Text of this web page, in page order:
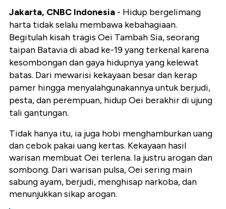
Jakarta, CNBC Indonesia - Hidup bergelimang
harta tidak selalu membawa kebahagiaan.
Begitulah kisah tragis Oei Tambah Sia, seorang
taipan Batavia di abad ke-19 yang terkenal karena
kesombongan dan gaya hidupnya yang kelewat
batas. Dari mewarisi kekayaan besar dan kerap
pamer hingga menyalahgunakannya untuk berjudi,
pesta, dan perempuan, hidup Oei berakhir di ujung
tali gantungan.
Tidak hanya itu, ia juga hobi menghamburkan uang
dan cebok pakai uang kertas. Kekayaan hasil
warisan membuat Oei terlena. Ia justru arogan dan
sombong. Dari warisan pulsa, Oei sering main
sabung ayam, berjudi, menghisap narkoba, dan
menunjukkan sikap arogan.